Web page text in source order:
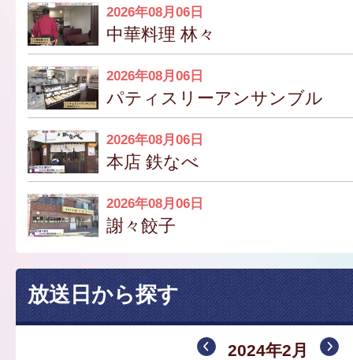
2026年08月06日
中華料理 林々
2026年08月06日
パティスリーアンサンブル
2026年08月06日
本店 鉄なべ
2026年08月06日
謝々餃子
放送日から探す
2024年2月